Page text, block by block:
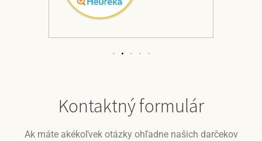
Kontaktný formulár
Ak máte akékoľvek otázky ohľadne našich darčekov